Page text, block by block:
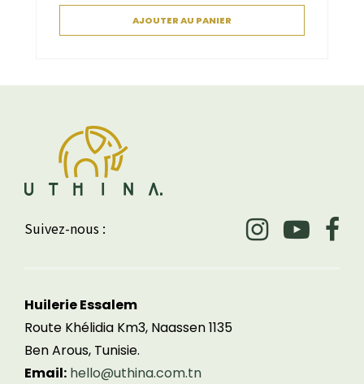
AJOUTER AU PANIER
Suivez-nous :
Huilerie Essalem
Route Khélidia Km3, Naassen 1135
Ben Arous, Tunisie.
Email: hello@uthina.com.tn